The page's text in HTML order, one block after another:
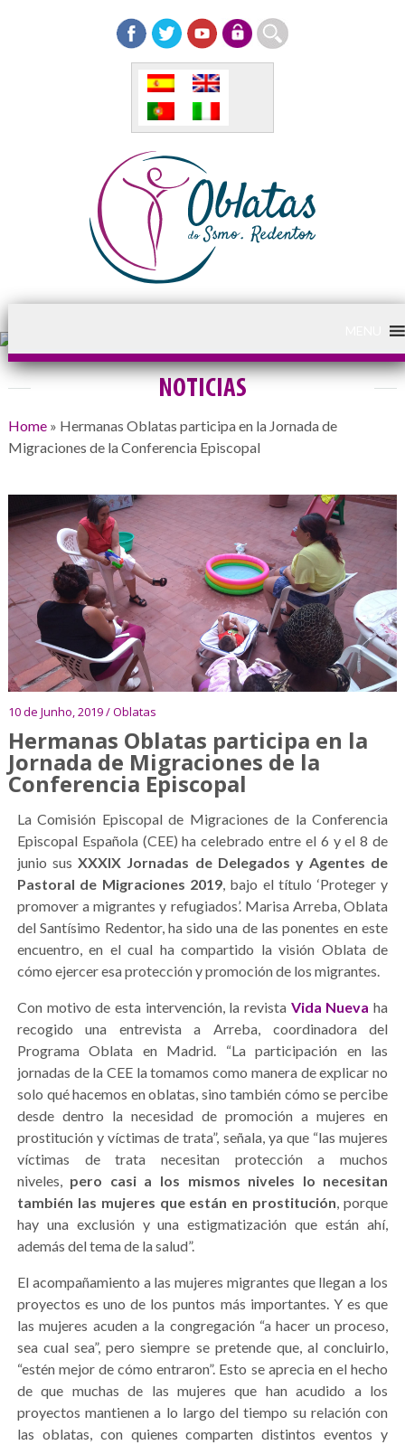
NOTICIAS
Home» Hermanas Oblatas participa en la Jornada de
Migraciones de la Conferencia Episcopal
10 de Junho, 2019 / Oblatas
Hermanas Oblatas participa en la
Jornada de Migraciones de la
Conferencia Episcopal
La Comisión Episcopal de Migraciones de la Conferencia
Episcopal Española (CEE) ha celebrado entre el 6 y el 8 de
junio susXXXIX Jornadas de Delegados y Agentes de
Pastoral de Migraciones 2019, bajo el título ‘Proteger y
promover a migrantes y refugiados’. Marisa Arreba, Oblata
del Santísimo Redentor, ha sido una de las ponentes en este
encuentro, en el cual ha compartido la visión Oblata de
cómo ejercer esa protección y promoción de los migrantes.
Con motivo de esta intervención, la revista Vida Nueva ha
recogido una entrevista a Arreba, coordinadora del
Programa Oblata en Madrid. “La participación en las
jornadas de la CEE la tomamos como manera de explicar no
solo qué hacemos en oblatas, sino también cómo se percibe
desde dentro la necesidad de promoción a mujeres en
prostitución y víctimas de trata”, señala, ya que “las mujeres
víctimas de trata necesitan protección a muchos
niveles, pero casi a los mismos niveles lo necesitan
también las mujeres que están en prostitución, porque
hay una exclusión y una estigmatización que están ahí,
además del tema de la salud”.
El acompañamiento a las mujeres migrantes que llegan a los
proyectos es uno de los puntos más importantes. Y es que
las mujeres acuden a la congregación “a hacer un proceso,
sea cual sea”, pero siempre se pretende que, al concluirlo,
“estén mejor de cómo entraron”. Esto se aprecia en el hecho
de que muchas de las mujeres que han acudido a los
proyectos mantienen a lo largo del tiempo su relación con
las oblatas, con quienes comparten distintos eventos y